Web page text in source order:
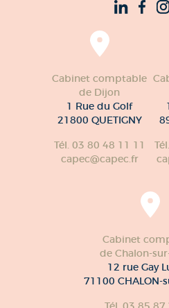
Cabinet comptable
de Dijon
1 Rue du Golf
21800 QUETIGNY
Tél. 03 80 48 11 11
capec@capec.fr
Cabinet
de Chalon-
12 rue Gay
71100 CHALON-